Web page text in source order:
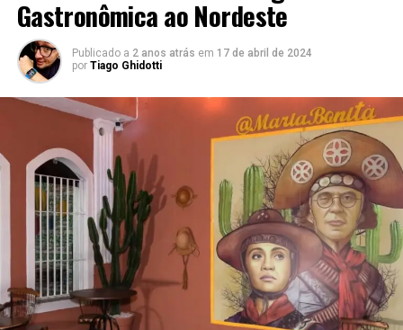
Gastronômica ao Nordeste
Publicado a 2 anos atrás em 17 de abril de 2024
por Tiago Ghidotti